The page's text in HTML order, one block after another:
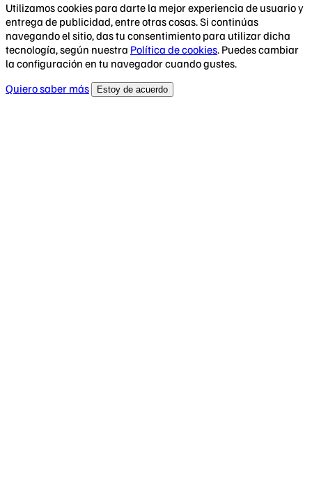
Utilizamos cookies para darte la mejor experiencia de usuario y
entrega de publicidad, entre otras cosas. Si continúas
navegando el sitio, das tu consentimiento para utilizar dicha
tecnología, según nuestra Política de cookies. Puedes cambiar
la configuración en tu navegador cuando gustes.
Quiero saber más
Estoy de acuerdo